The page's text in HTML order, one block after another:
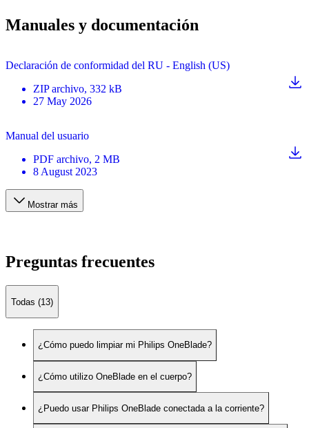
Manuales y documentación
Declaración de conformidad del RU - English (US)
ZIP archivo, 332 kB
27 May 2026
Manual del usuario
PDF archivo, 2 MB
8 August 2023
Mostrar más
Preguntas frecuentes
Todas (13)
¿Cómo puedo limpiar mi Philips OneBlade?
¿Cómo utilizo OneBlade en el cuerpo?
¿Puedo usar Philips OneBlade conectada a la corriente?